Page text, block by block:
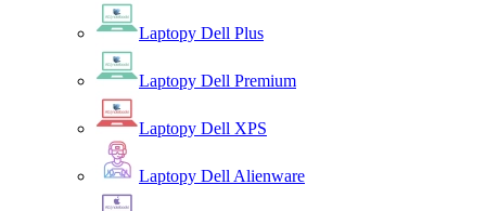
Laptopy Dell Plus
Laptopy Dell Premium
Laptopy Dell XPS
Laptopy Dell Alienware